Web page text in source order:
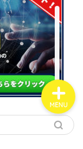
MENU
わせ